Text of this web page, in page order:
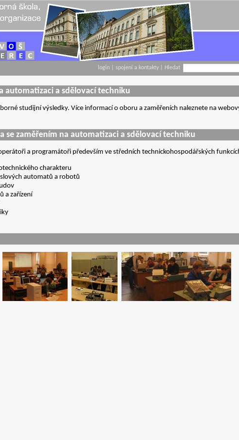
login spojení a kontakty | Hledat
automatizaci a sdělovací techniku
studijní výsledky. Více informací o oboru a zaměřeních naleznete na
se zaměřením na automatizaci a sdělovací techniku
a programátoři především ve středních technickohospodářských
charakteru
automatů a robotů
a zařízení